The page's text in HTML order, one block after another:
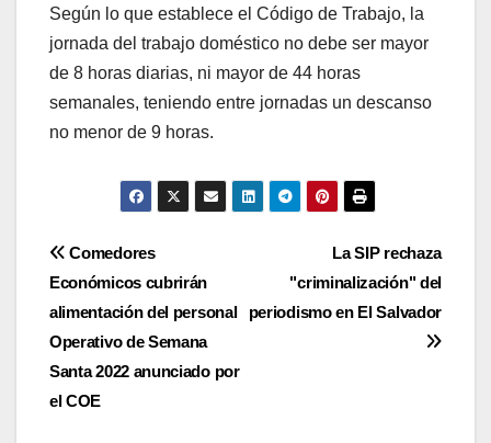
Según lo que establece el Código de Trabajo, la
jornada del trabajo doméstico no debe ser mayor
de 8 horas diarias, ni mayor de 44 horas
semanales, teniendo entre jornadas un descanso
no menor de 9 horas.
Navegación
de
entradas
La SIP rechaza
"criminalización" del
periodismo en El Salvador
Comedores
Económicos cubrirán
alimentación del personal
Operativo de Semana
Santa 2022 anunciado por
el COE